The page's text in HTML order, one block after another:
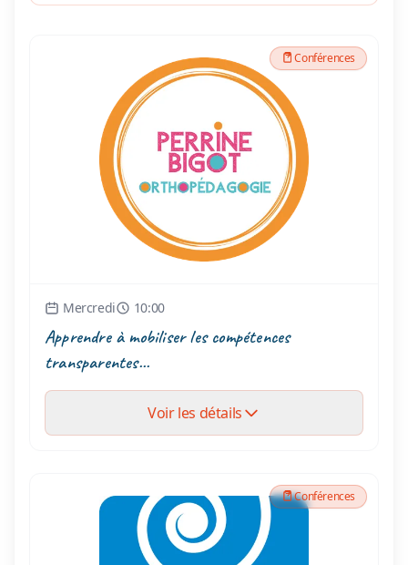
Conférences
Mercredi 10:00
Apprendre à mobiliser les compétences
transparentes...
Voir les détails
Conférences